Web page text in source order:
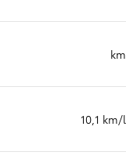
km
10,1 km/l